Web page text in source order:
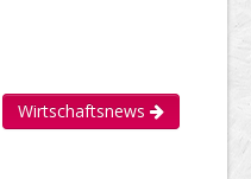
Wirtschaftsnews